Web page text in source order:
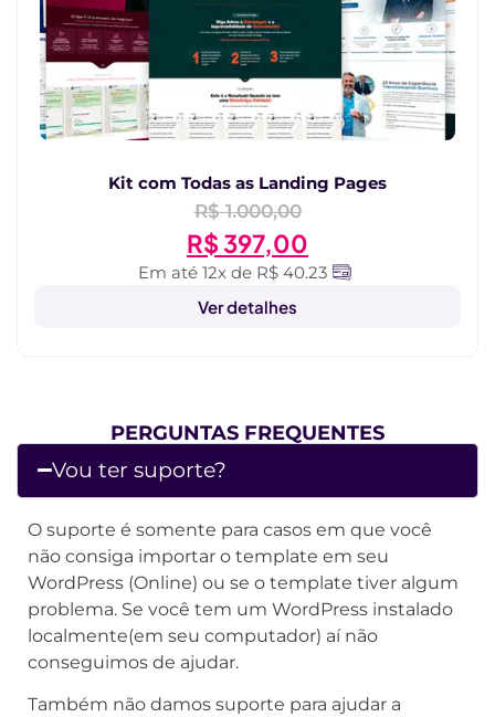
Kit com Todas as Landing Pages
R$1.000,00
R$397,00
Em até 12x de R$ 40.23
Ver detalhes
PERGUNTAS FREQUENTES
Vou ter suporte?
O suporte é somente para casos em que você
não consiga importar o template em seu
WordPress (Online) ou se o template tiver algum
problema. Se você tem um WordPress instalado
localmente(em seu computador) aí não
conseguimos de ajudar.
Também não damos suporte para ajudar a